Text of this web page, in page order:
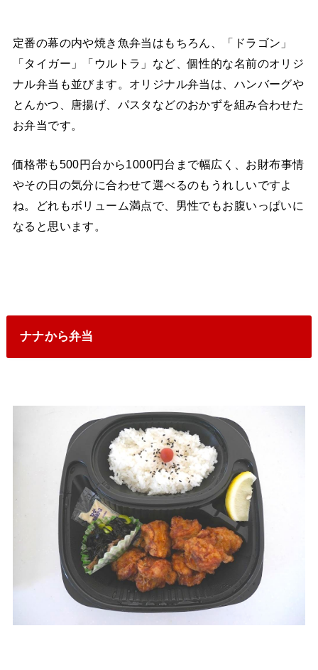
定番の幕の内や焼き魚弁当はもちろん、「ドラゴン」
「タイガー」「ウルトラ」など、個性的な名前のオリジ
ナル弁当も並びます。オリジナル弁当は、ハンバーグや
とんかつ、唐揚げ、パスタなどのおかずを組み合わせた
お弁当です。
価格帯も500円台から1000円台まで幅広く、お財布事情
やその日の気分に合わせて選べるのもうれしいですよ
ね。どれもボリューム満点で、男性でもお腹いっぱいに
なると思います。
ナナから弁当